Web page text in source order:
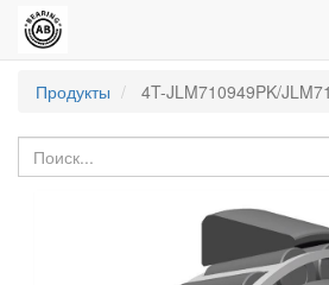
Продукты
4T-JLM710949PK/